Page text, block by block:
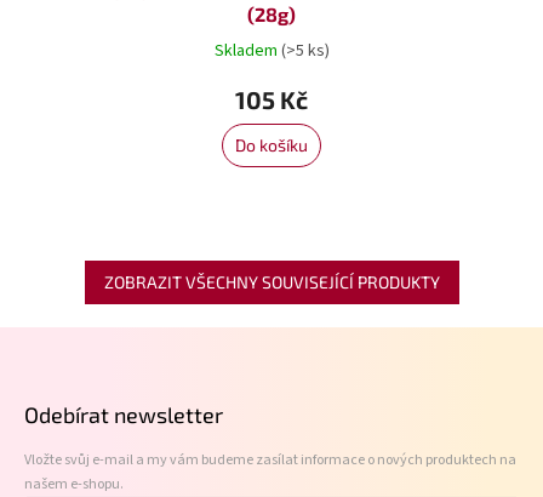
(28g)
Skladem (>5 ks)
105 Kč
Do košíku
ZOBRAZIT VŠECHNY SOUVISEJÍCÍ PRODUKTY
Odebírat newsletter
Vložte svůj e-mail a my vám budeme zasílat informace o nových produktech na
našem e-shopu.